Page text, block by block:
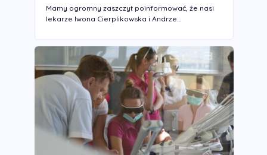
Mamy ogromny zaszczyt poinformować, że nasi
lekarze Iwona Cierplikowska i Andrze...